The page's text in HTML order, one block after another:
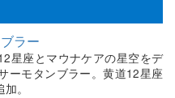
ラー
星座とマウナケアの星空をデ
ーモタンブラー。黄道12星座
。